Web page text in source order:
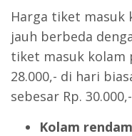
Harga tiket masuk
jauh berbeda
tiket masuk kolam
28.000,- di hari
sebesar Rp. 30.000,-
Kolam